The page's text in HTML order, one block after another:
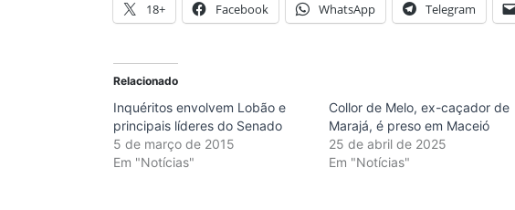
18+ Facebook WhatsApp Telegram
Relacionado
Inquéritos envolvem Lobão e
principais líderes do Senado
5 de março de 2015
Em "Notícias"
Collor de Melo, ex-caçador de
Marajá, é preso em Maceió
25 de abril de 2025
Em "Notícias"